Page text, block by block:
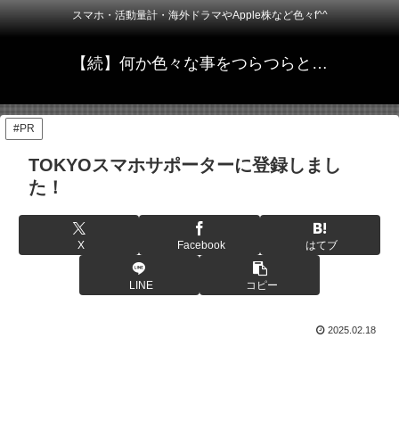
スマホ・活動量計・海外ドラマやApple株など色々f^^
【続】何か色々な事をつらつらと…
#PR
TOKYOスマホサポーターに登録しまし
た！
X Facebook はてブ
LINE コピー
2025.02.18